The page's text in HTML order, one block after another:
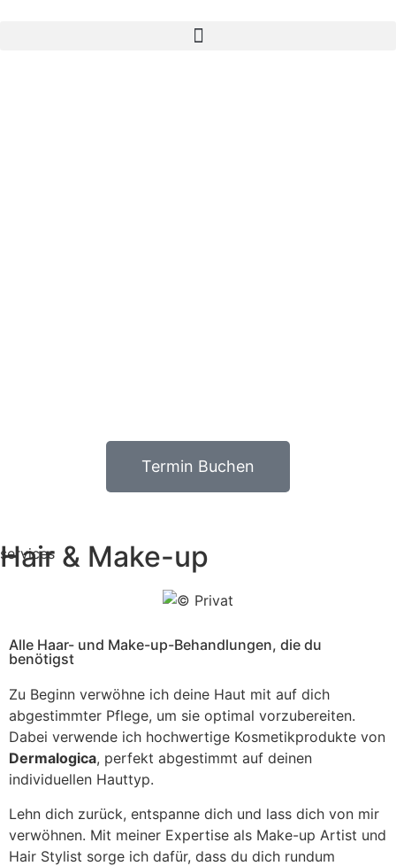
Termin Buchen
Hair & Make-up
services
Alle Haar- und Make-up-Behandlungen, die du
benötigst
Zu Beginn verwöhne ich deine Haut mit auf dich
abgestimmter Pflege, um sie optimal vorzubereiten.
Dabei verwende ich hochwertige Kosmetikprodukte von
Dermalogica, perfekt abgestimmt auf deinen
individuellen Hauttyp.
Lehn dich zurück, entspanne dich und lass dich von mir
verwöhnen. Mit meiner Expertise als Make-up Artist und
Hair Stylist sorge ich dafür, dass du dich rundum